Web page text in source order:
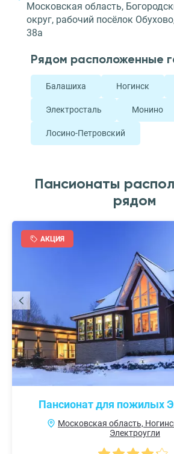
Московская область,
округ, рабочий посёлок
38а
Рядом расположенные
Балашиха Ногинск
Электросталь Монино
Лосино-Петровский
Пансионаты
рядом
АКЦИЯ
Пансионат для пожилых
Московская область,
Электроугли